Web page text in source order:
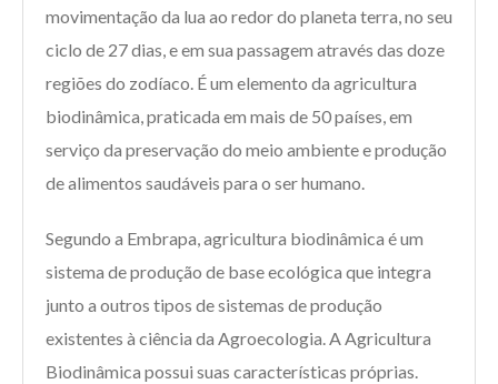
movimentação da lua ao redor do planeta terra, no seu
ciclo de 27 dias, e em sua passagem através das doze
regiões do zodíaco. É um elemento da agricultura
biodinâmica, praticada em mais de 50 países, em
serviço da preservação do meio ambiente e produção
de alimentos saudáveis para o ser humano.
Segundo a Embrapa, agricultura biodinâmica é um
sistema de produção de base ecológica que integra
junto a outros tipos de sistemas de produção
existentes à ciência da Agroecologia. A Agricultura
Biodinâmica possui suas características próprias.